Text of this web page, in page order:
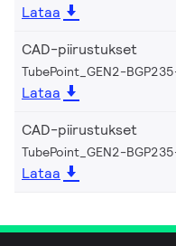
Lataa
CAD-piirustukset
TubePoint_GEN2-
Lataa
CAD-piirustukset
TubePoint_GEN2-
Lataa